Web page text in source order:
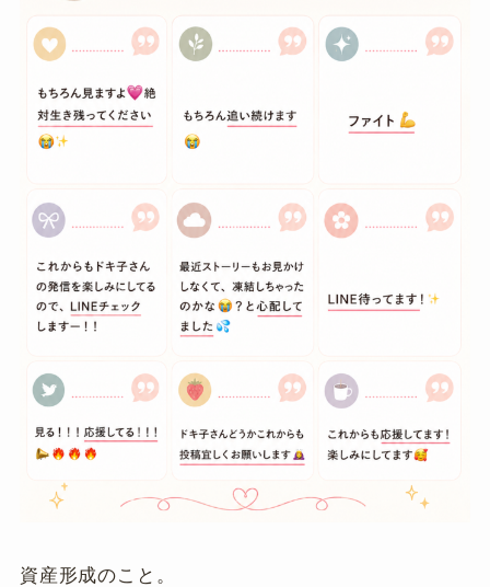
資産形成のこと。